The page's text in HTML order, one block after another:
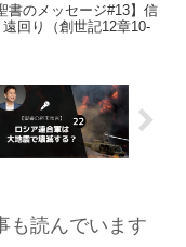
書のメッセージ#13】信
回り（創世記12章10-
も読んでいます